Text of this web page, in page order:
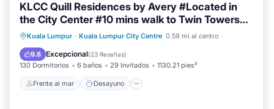
KLCC Quill Residences by Avery #Located in
the City Center #10 mins walk to Twin Towers
#Infinity pool#中英文房东
Kuala Lumpur · Kuala Lumpur City Centre 0.59 mi al centro
9.8 Excepcional(23 Reseñas)
130 Dormitorios 6 baños 29 Invitados 1130.21 pies²
Frente al mar Desayuno
Frente al mar
Desayuno
Aparcamiento